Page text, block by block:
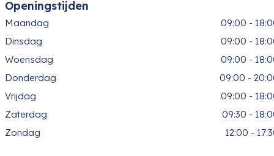
Openingstijden
Maandag
09:00 -
Dinsdag
09:00 -
Woensdag
09:00 -
Donderdag
09:00 -
Vrijdag
09:00 -
Zaterdag
09:30 -
Zondag
12:00 -